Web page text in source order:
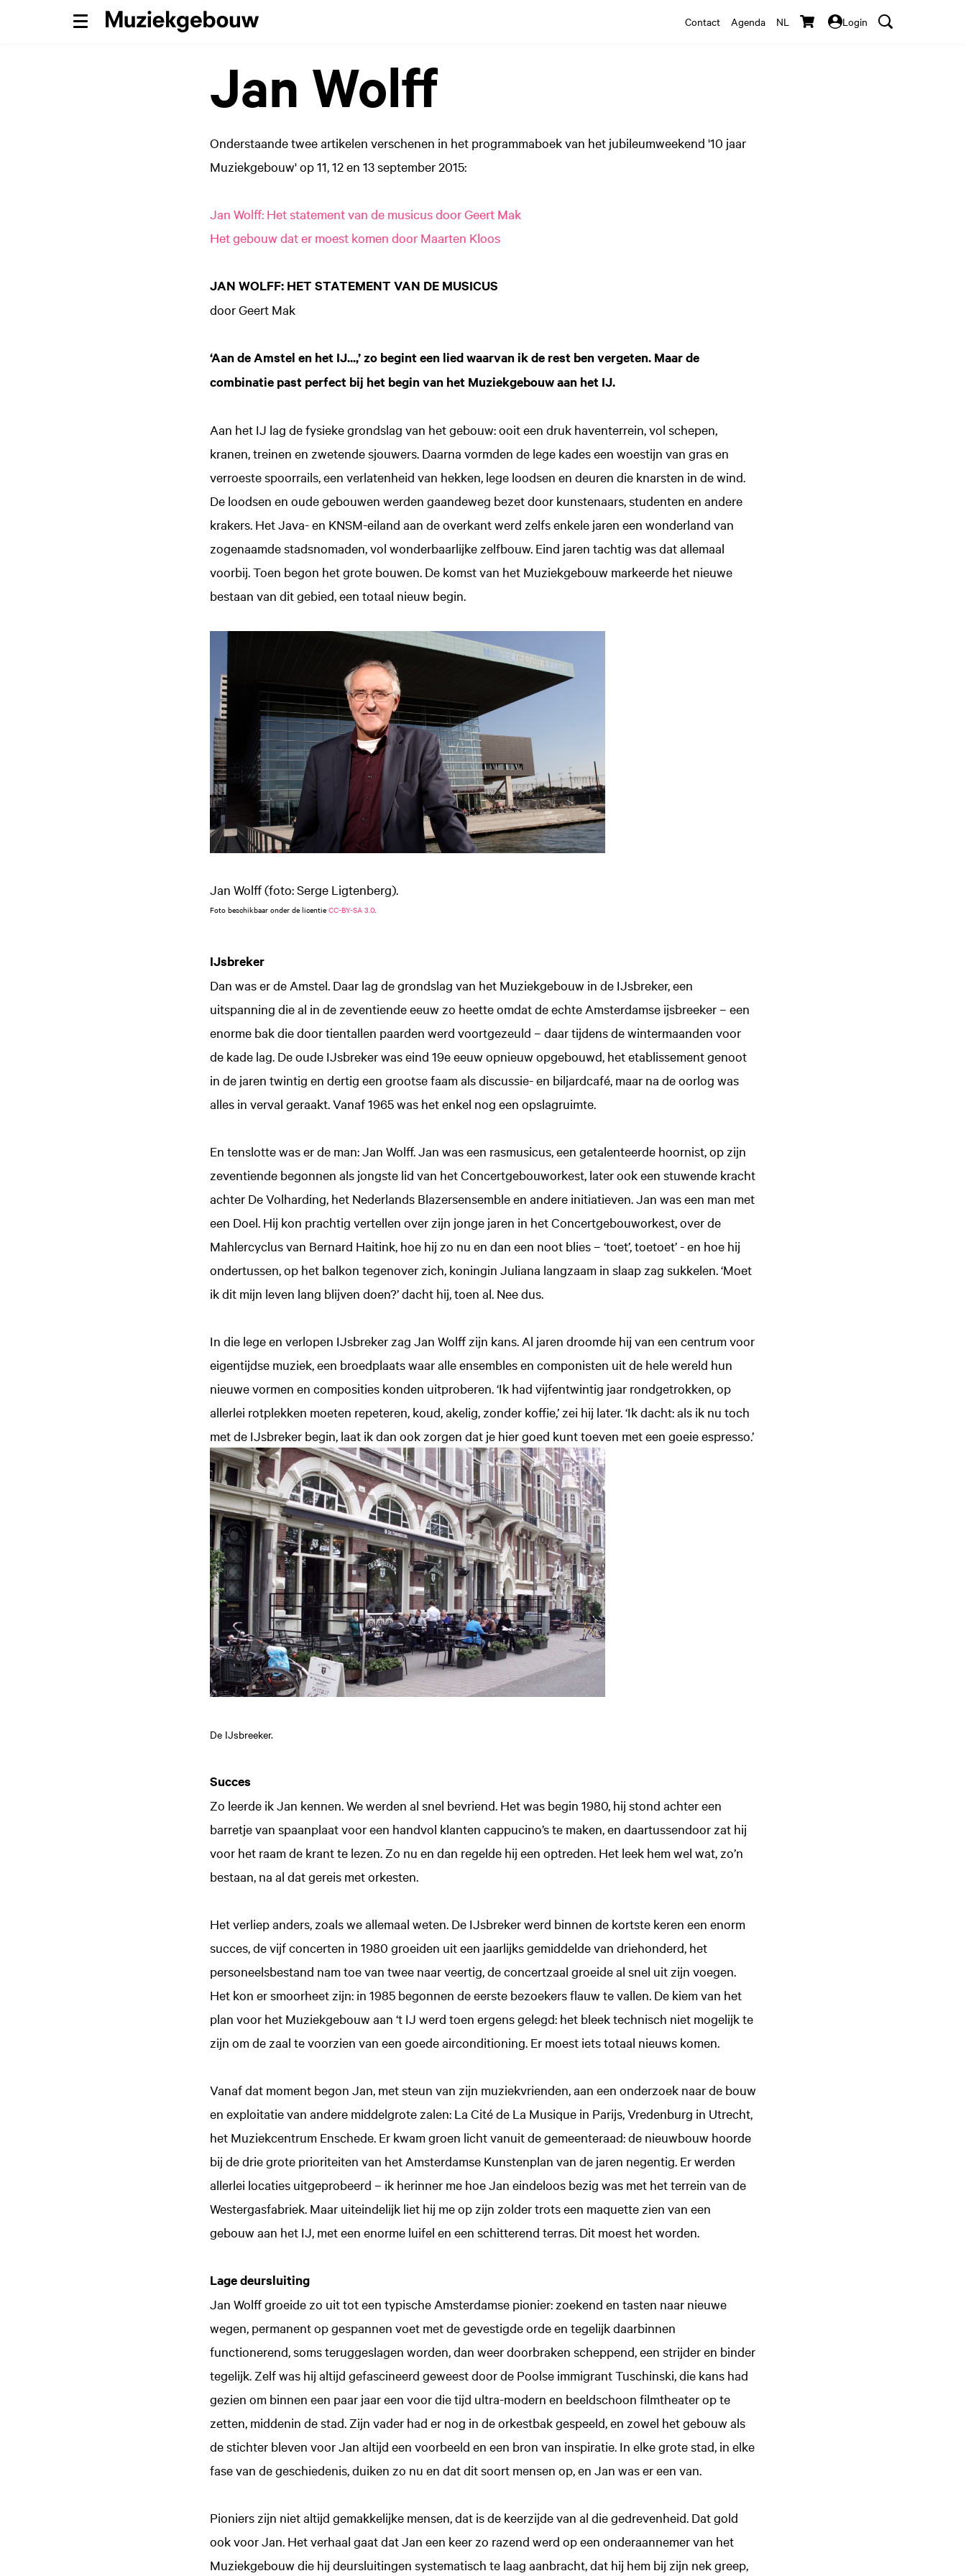
Contact Agenda NL Login
Menu
Jan Wolff
Onderstaande twee artikelen verschenen in het programmaboek van het jubileumweekend '10 jaar
Muziekgebouw' op 11, 12 en 13 september 2015:
Jan Wolff: Het statement van de musicus door Geert Mak
Het gebouw dat er moest komen door Maarten Kloos
JAN WOLFF: HET STATEMENT VAN DE MUSICUS
door Geert Mak
‘Aan de Amstel en het IJ...,’ zo begint een lied waarvan ik de rest ben vergeten. Maar de
combinatie past perfect bij het begin van het Muziekgebouw aan het IJ.
Aan het IJ lag de fysieke grondslag van het gebouw: ooit een druk haventerrein, vol schepen,
kranen, treinen en zwetende sjouwers. Daarna vormden de lege kades een woestijn van gras en
verroeste spoorrails, een verlatenheid van hekken, lege loodsen en deuren die knarsten in de wind.
De loodsen en oude gebouwen werden gaandeweg bezet door kunstenaars, studenten en andere
krakers. Het Java- en KNSM-eiland aan de overkant werd zelfs enkele jaren een wonderland van
zogenaamde stadsnomaden, vol wonderbaarlijke zelfbouw. Eind jaren tachtig was dat allemaal
voorbij. Toen begon het grote bouwen. De komst van het Muziekgebouw markeerde het nieuwe
bestaan van dit gebied, een totaal nieuw begin.
Jan Wolff (foto: Serge Ligtenberg).
Foto beschikbaar onder de licentie CC-BY-SA 3.0.
IJsbreker
Dan was er de Amstel. Daar lag de grondslag van het Muziekgebouw in de IJsbreker, een
uitspanning die al in de zeventiende eeuw zo heette omdat de echte Amsterdamse ijsbreeker – een
enorme bak die door tientallen paarden werd voortgezeuld – daar tijdens de wintermaanden voor
de kade lag. De oude IJsbreker was eind 19e eeuw opnieuw opgebouwd, het etablissement genoot
in de jaren twintig en dertig een grootse faam als discussie- en biljardcafé, maar na de oorlog was
alles in verval geraakt. Vanaf 1965 was het enkel nog een opslagruimte.
En tenslotte was er de man: Jan Wolff. Jan was een rasmusicus, een getalenteerde hoornist, op zijn
zeventiende begonnen als jongste lid van het Concertgebouworkest, later ook een stuwende kracht
achter De Volharding, het Nederlands Blazersensemble en andere initiatieven. Jan was een man met
een Doel. Hij kon prachtig vertellen over zijn jonge jaren in het Concertgebouworkest, over de
Mahlercyclus van Bernard Haitink, hoe hij zo nu en dan een noot blies – ‘toet’, toetoet’ - en hoe hij
ondertussen, op het balkon tegenover zich, koningin Juliana langzaam in slaap zag sukkelen. ‘Moet
ik dit mijn leven lang blijven doen?’ dacht hij, toen al. Nee dus.
In die lege en verlopen IJsbreker zag Jan Wolff zijn kans. Al jaren droomde hij van een centrum voor
eigentijdse muziek, een broedplaats waar alle ensembles en componisten uit de hele wereld hun
nieuwe vormen en composities konden uitproberen. ‘Ik had vijfentwintig jaar rondgetrokken, op
allerlei rotplekken moeten repeteren, koud, akelig, zonder koffie,’ zei hij later. ‘Ik dacht: als ik nu toch
met de IJsbreker begin, laat ik dan ook zorgen dat je hier goed kunt toeven met een goeie espresso.’
De IJsbreeker.
Succes
Zo leerde ik Jan kennen. We werden al snel bevriend. Het was begin 1980, hij stond achter een
barretje van spaanplaat voor een handvol klanten cappucino’s te maken, en daartussendoor zat hij
voor het raam de krant te lezen. Zo nu en dan regelde hij een optreden. Het leek hem wel wat, zo’n
bestaan, na al dat gereis met orkesten.
Het verliep anders, zoals we allemaal weten. De IJsbreker werd binnen de kortste keren een enorm
succes, de vijf concerten in 1980 groeiden uit een jaarlijks gemiddelde van driehonderd, het
personeelsbestand nam toe van twee naar veertig, de concertzaal groeide al snel uit zijn voegen.
Het kon er smoorheet zijn: in 1985 begonnen de eerste bezoekers flauw te vallen. De kiem van het
plan voor het Muziekgebouw aan ‘t IJ werd toen ergens gelegd: het bleek technisch niet mogelijk te
zijn om de zaal te voorzien van een goede airconditioning. Er moest iets totaal nieuws komen.
Vanaf dat moment begon Jan, met steun van zijn muziekvrienden, aan een onderzoek naar de bouw
en exploitatie van andere middelgrote zalen: La Cité de La Musique in Parijs, Vredenburg in Utrecht,
het Muziekcentrum Enschede. Er kwam groen licht vanuit de gemeenteraad: de nieuwbouw hoorde
bij de drie grote prioriteiten van het Amsterdamse Kunstenplan van de jaren negentig. Er werden
allerlei locaties uitgeprobeerd – ik herinner me hoe Jan eindeloos bezig was met het terrein van de
Westergasfabriek. Maar uiteindelijk liet hij me op zijn zolder trots een maquette zien van een
gebouw aan het IJ, met een enorme luifel en een schitterend terras. Dit moest het worden.
Lage deursluiting
Jan Wolff groeide zo uit tot een typische Amsterdamse pionier: zoekend en tasten naar nieuwe
wegen, permanent op gespannen voet met de gevestigde orde en tegelijk daarbinnen
functionerend, soms teruggeslagen worden, dan weer doorbraken scheppend, een strijder en binder
tegelijk. Zelf was hij altijd gefascineerd geweest door de Poolse immigrant Tuschinski, die kans had
gezien om binnen een paar jaar een voor die tijd ultra-modern en beeldschoon filmtheater op te
zetten, middenin de stad. Zijn vader had er nog in de orkestbak gespeeld, en zowel het gebouw als
de stichter bleven voor Jan altijd een voorbeeld en een bron van inspiratie. In elke grote stad, in elke
fase van de geschiedenis, duiken zo nu en dat dit soort mensen op, en Jan was er een van.
Pioniers zijn niet altijd gemakkelijke mensen, dat is de keerzijde van al die gedrevenheid. Dat gold
ook voor Jan. Het verhaal gaat dat Jan een keer zo razend werd op een onderaannemer van het
Muziekgebouw die hij deursluitingen systematisch te laag aanbracht, dat hij hem bij zijn nek greep,